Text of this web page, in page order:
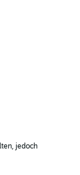
jedoch